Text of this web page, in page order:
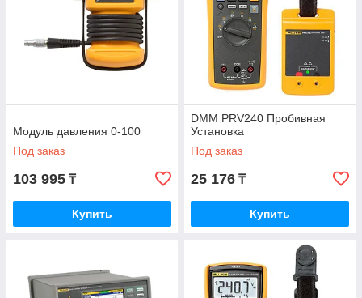
Модуль давления 0-100
Под заказ
103 995 ₸
Купить
DMM PRV240 Пробивная
Установка
Под заказ
25 176 ₸
Купить